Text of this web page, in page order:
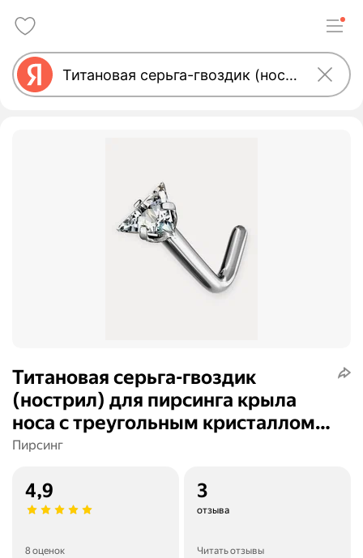
Титановая серьга-гвоздик
(нострил) для пирсинга крыла
носа с треугольным кристаллом/
толщина 1
Пирсинг
4,9
8 оценок
3
отзыва
Читать отзывы